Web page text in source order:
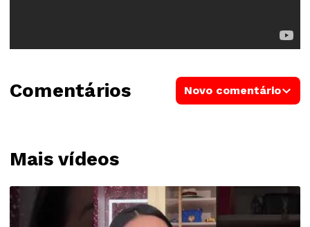
Mais vídeos
Comentários Novo comentário